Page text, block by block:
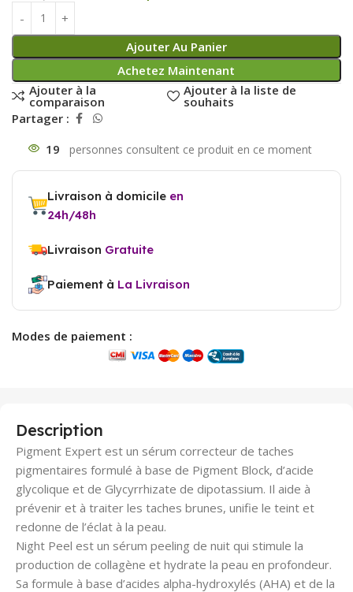
Ajouter Au Panier
Achetez Maintenant
Ajouter à la
comparaison
Ajouter à la liste de
souhaits
Partager :
19
Livraison à domicile en
24h/48h
Livraison Gratuite
Paiement à La Livraison
Modes de paiement :
Description
Pigment Expert est un sérum correcteur de taches
pigmentaires formulé à base de Pigment Block, d’acide
glycolique et de Glycyrrhizate de dipotassium. Il aide à
prévenir et à traiter les taches brunes, unifie le teint et
redonne de l’éclat à la peau.
Night Peel est un sérum peeling de nuit qui stimule la
production de collagène et hydrate la peau en profondeur.
Sa formule à base d’acides alpha-hydroxylés (AHA) et de la